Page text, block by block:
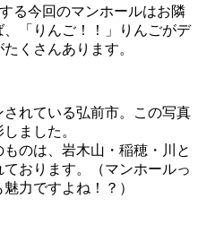
る今回のマンホールはお隣
「りんご！！」りんごがデ
くさんあります。
れている弘前市。この写真
ました。
のは、岩木山・稲穂・川と
おります。（マンホールっ
力ですよね！？）